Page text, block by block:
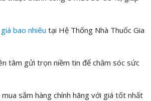
giá bao nhiêu tại Hệ Thống Nhà Thuốc Gia
tâm gửi trọn niềm tin để chăm sóc sức
sắm hàng chính hãng với giá tốt nhất